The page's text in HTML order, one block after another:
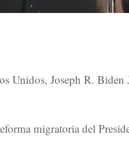
Unidos, Joseph R.
migratoria del